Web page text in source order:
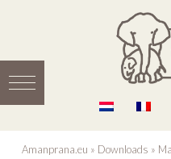
Amanprana.eu » Downloads »